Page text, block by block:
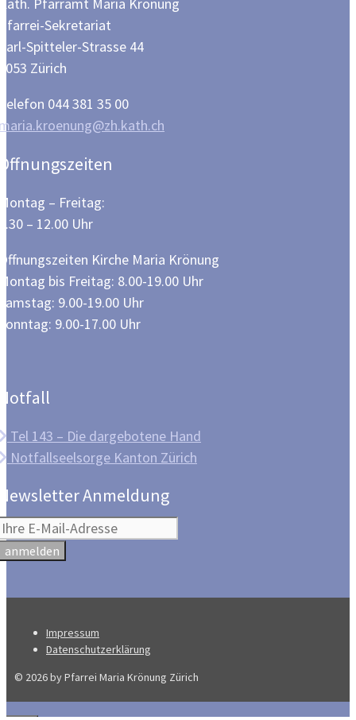
Pfarramt Maria Krönung
Sekretariat
Spitteler-Strasse 44
Zürich
044 381 35 00
– Freitag:
– 12.00 Uhr
Kirche Maria Krönung
bis Freitag: 8.00-19.00 Uhr
9.00-19.00 Uhr
9.00-17.00 Uhr
Tel 143 – Die dargebotene Hand
Notfallseelsorge Kanton Zürich
Anmeldung
Impressum
Datenschutzerklärung
© 2026 by Pfarrei Maria Krönung Zürich